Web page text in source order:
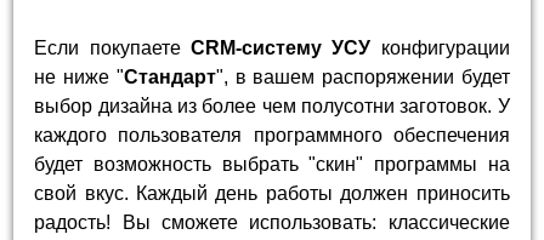
Если покупаете CRM-систему УСУ конфигурации
не ниже "Стандарт", в вашем распоряжении будет
выбор дизайна из более чем полусотни заготовок. У
каждого пользователя программного обеспечения
будет возможность выбрать "скин" программы на
свой вкус. Каждый день работы должен приносить
радость! Вы сможете использовать: классические